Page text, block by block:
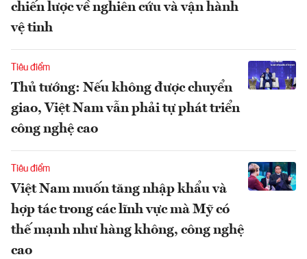
chiến lược về nghiên cứu và vận hành
vệ tinh
Tiêu điểm
Thủ tướng: Nếu không được chuyển
giao, Việt Nam vẫn phải tự phát triển
công nghệ cao
Tiêu điểm
Việt Nam muốn tăng nhập khẩu và
hợp tác trong các lĩnh vực mà Mỹ có
thế mạnh như hàng không, công nghệ
cao